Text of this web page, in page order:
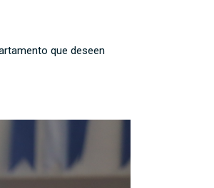
que deseen